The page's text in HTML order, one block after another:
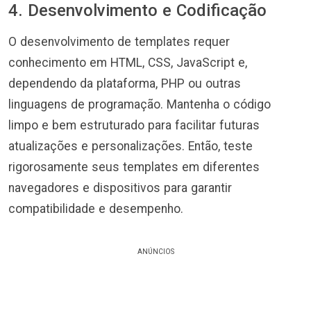
4. Desenvolvimento e Codificação
O desenvolvimento de templates requer
conhecimento em HTML, CSS, JavaScript e,
dependendo da plataforma, PHP ou outras
linguagens de programação. Mantenha o código
limpo e bem estruturado para facilitar futuras
atualizações e personalizações. Então, teste
rigorosamente seus templates em diferentes
navegadores e dispositivos para garantir
compatibilidade e desempenho.
ANÚNCIOS